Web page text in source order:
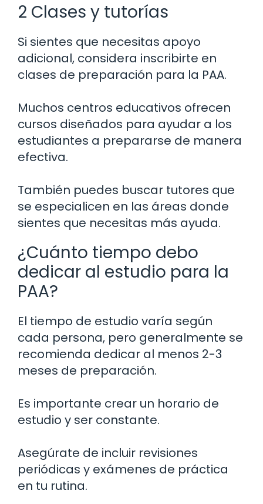
2 Clases y tutorías
Si sientes que necesitas apoyo
adicional, considera inscribirte en
clases de preparación para la PAA.
Muchos centros educativos ofrecen
cursos diseñados para ayudar a los
estudiantes a prepararse de manera
efectiva.
También puedes buscar tutores que
se especialicen en las áreas donde
sientes que necesitas más ayuda.
¿Cuánto tiempo debo
dedicar al estudio para la
PAA?
El tiempo de estudio varía según
cada persona, pero generalmente se
recomienda dedicar al menos 2-3
meses de preparación.
Es importante crear un horario de
estudio y ser constante.
Asegúrate de incluir revisiones
periódicas y exámenes de práctica
en tu rutina.